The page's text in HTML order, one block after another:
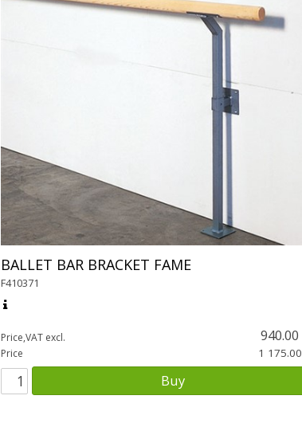
BALLET BAR BRACKET FAME
F410371
Price,VAT excl. 940.00
Price 1 175.00
Buy